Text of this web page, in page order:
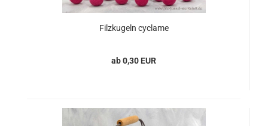
Filzkugeln cyclame
ab 0,30 EUR